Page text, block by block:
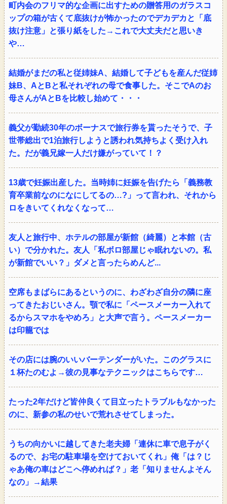
町内会のフリマ的な企画に出すための贈答用のガラスコ
ップの箱が古くて底抜けが怖かったのでデカデカと「底
抜け注意」と張り紙をした→これで大丈夫だと思いき
や…
結婚がまだの私と従姉妹A、結婚して子どもを産んだ従姉
妹B、AとBと私それぞれの母で食事した。そこでAのお
母さんがAとBを比較し始めて・・・
義父が勤続30年のボーナスで旅行券を貰ったそうで、子
世帯総出で1泊旅行しようと誘われ気持ちよく受け入れ
た。だが義兄嫁一人だけ嫌がっていて！？
13歳で妊娠出産した。当時姉に妊娠を告げたら「義務教
育卒業前なのになにしてるの…?」って言われ、それから
ロをきいてくれなくなって…
友人と旅行中、ホテルの部屋が新館（綺麗）と本館（古
い）で分かれた。友人「私ボロ部屋じゃ眠れないの。私
が新館でいい？」ダメと言ったらめんど...
空席もまばらにあるというのに、わざわざ自分の隣に座
ってきたおじいさん。顎で私に「ペースメーカー入れて
るからスマホをやめろ」と大声で言う。ペースメーカー
は印籠では
その店には腕のいいバーテンダーがいた。このグラスに
１杯たのむよ→彼の見事なテクニックはこちらです…
たった2年だけど皆仲良くて目立ったトラブルもなかった
のに、新参の私のせいで荒れさせてしまった。
うちの向かいに越してきた老夫婦「連休に車で息子がく
るので、お宅の駐車場を空けておいてくれ」俺「は？じ
ゃあ俺の車はどこへ停めれば？」老「知りませんよそん
なの」→結果